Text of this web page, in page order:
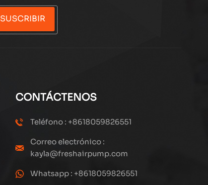
SUSCRIBIR
CONTÁCTENOS
Teléfono : +8618059826551
Correo electrónico :
kayla@freshairpump.com
Whatsapp : +8618059826551